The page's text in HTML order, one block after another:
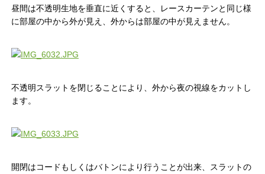
昼間は不透明生地を垂直に近くすると、レースカーテンと同じ様
に部屋の中から外が見え、外からは部屋の中が見えません。
不透明スラットを閉じることにより、外から夜の視線をカットし
ます。
開閉はコードもしくはバトンにより行うことが出来、スラットの